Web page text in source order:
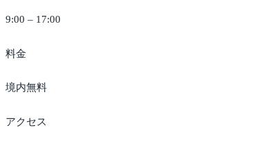
9:00 – 17:00
料金
境内無料
アクセス